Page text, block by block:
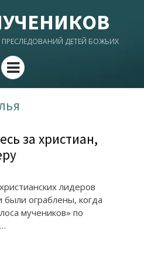
ДЕТЕЙ БОЖЬИХ
Menu
за христиан,
лидеров
ограблены, когда
мучеников» по